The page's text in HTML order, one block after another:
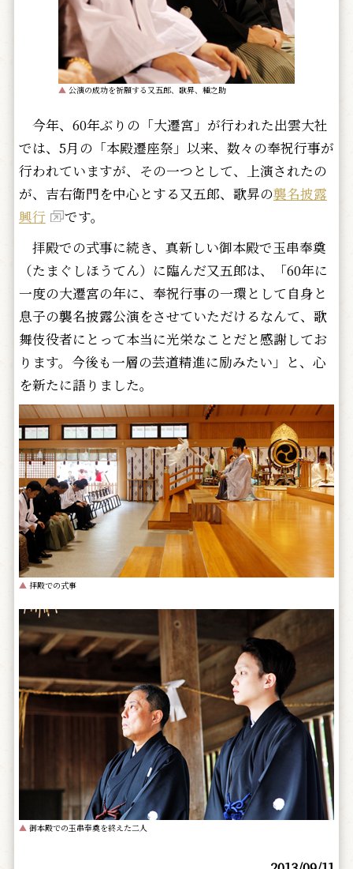
▲ 公演の成功を祈願する又五郎、歌昇、種之助
今年、60年ぶりの「大遷宮」が行われた出雲大社
では、5月の「本殿遷座祭」以来、数々の奉祝行事が
行われていますが、その一つとして、上演されたの
が、吉右衛門を中心とする又五郎、歌昇の襲名披露
興行
です。
拝殿での式事に続き、真新しい御本殿で玉串奉奠
（たまぐしほうてん）に臨んだ又五郎は、「60年に
一度の大遷宮の年に、奉祝行事の一環として自身と
息子の襲名披露公演をさせていただけるなんて、歌
舞伎役者にとって本当に光栄なことだと感謝してお
ります。今後も一層の芸道精進に励みたい」と、心
を新たに語りました。
▲ 拝殿での式事
▲ 御本殿での玉串奉奠を終えた二人